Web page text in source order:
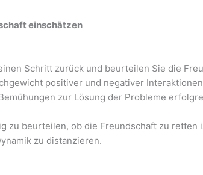
einschätzen
Schritt zurück und beurteilen Sie die
positiver und negativer
zur Lösung der Probleme
zu beurteilen, ob die Freundschaft zu
zu distanzieren.